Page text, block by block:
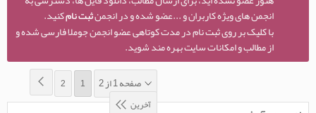
انجمن های ویژه کاربران و ...عضو شده و در انجمنثبت نامکنید.
با کلیک بر روی ثبت نام در مدت کوتاهی عضو انجمن جوملا فارسی شده و
از مطالب و امکانات سایت بهره مند شوید.
صفحه 1 از 2 1
2
آخرین